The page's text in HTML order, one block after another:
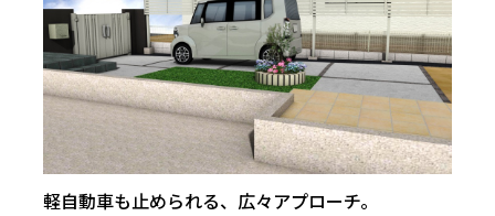
軽自動車も止められる、広々アプローチ。